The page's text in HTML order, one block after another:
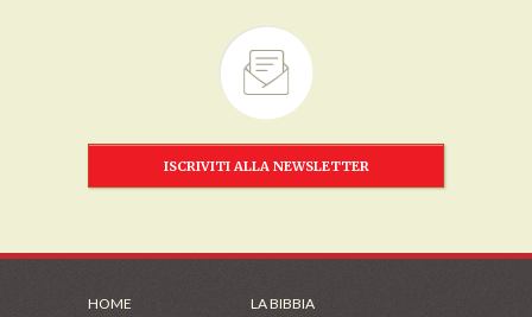
ISCRIVITI ALLA NEWSLETTER
HOME LA BIBBIA